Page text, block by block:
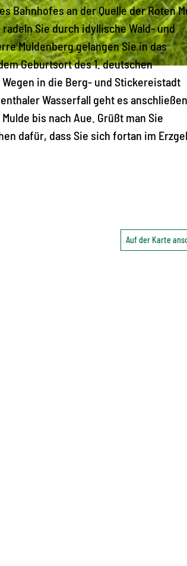
Bahnhofes an der Quelle der Roten
Sie durch idyllische Wald- und
Muldenberg gelangen Sie in das
Geburtsort des 1. deutschen
in die Berg- und Stickereistadt
Wasserfall geht es
bis nach Aue. Grüßt man Sie
dafür, dass Sie sich fortan im
Auf der Karte